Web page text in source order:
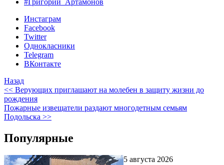
Инстаграм
Facebook
Twitter
Однокласники
Telegram
ВКонтакте
Назад
<< Верующих приглашают на молебен в защиту жизни до
рождения
Пожарные извещатели раздают многодетным семьям
Подольска >>
Популярные
5 августа 2026